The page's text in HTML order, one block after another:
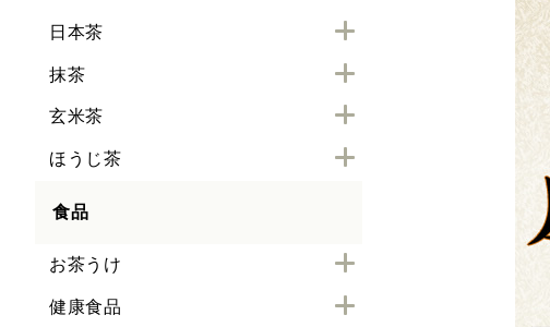
日本茶
抹茶
玄米茶
ほうじ茶
食品
お茶うけ
健康食品